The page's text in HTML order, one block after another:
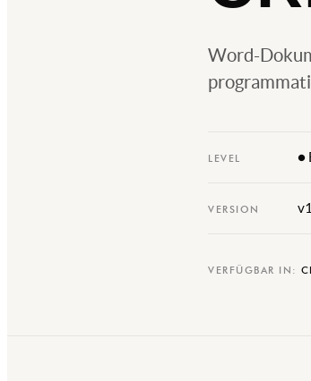
Word-
LEVEL ●
VERSION
VERFÜGBAR IN: